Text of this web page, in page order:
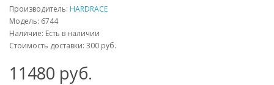
Производитель: HARDRACE
Модель: 6744
Наличие: Есть в наличии
Стоимость доставки: 300 руб.
11480 руб.